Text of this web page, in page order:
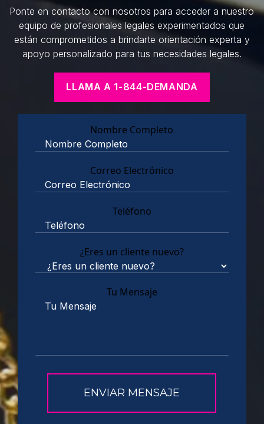
Ponte en contacto con nosotros para acceder a nuestro
equipo de profesionales legales experimentados que
están comprometidos a brindarte orientación experta y
apoyo personalizado para tus necesidades legales.
LLAMA A 1-844-DEMANDA
Nombre Completo
Correo Electrónico
Teléfono
¿Eres un cliente nuevo?
Tu Mensaje